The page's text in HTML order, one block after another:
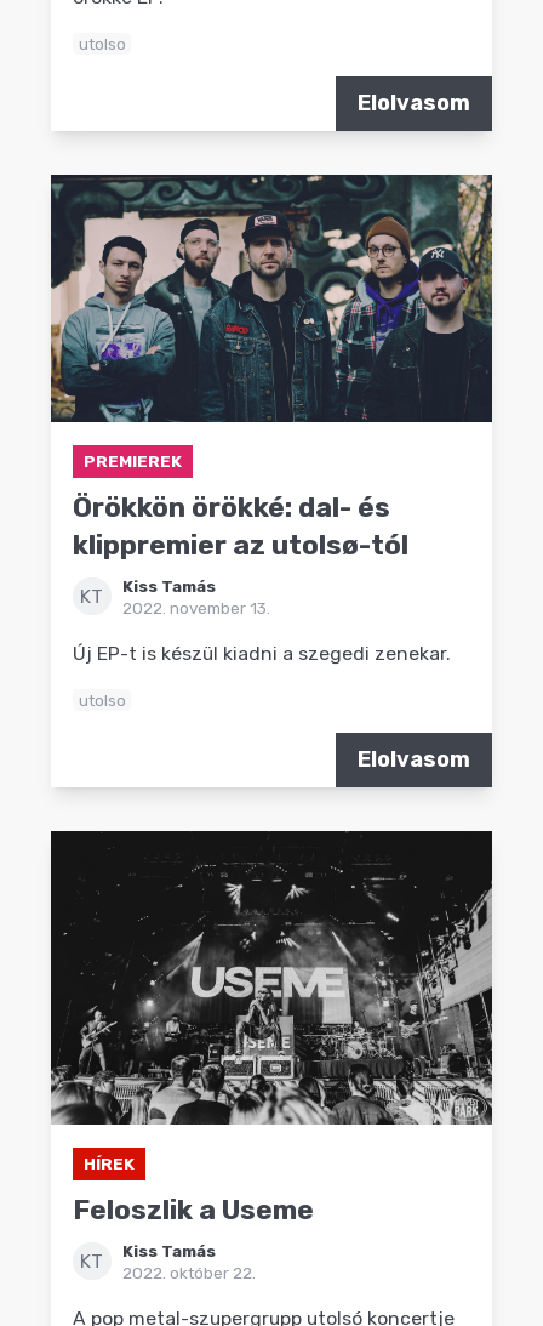
utolso
Elolvasom
PREMIEREK
Örökkön örökké: dal- és
klippremier az utolsø-tól
KT
Kiss Tamás
2022. november 13.
Új EP-t is készül kiadni a szegedi zenekar.
utolso
Elolvasom
HÍREK
Feloszlik a Useme
KT
Kiss Tamás
2022. október 22.
A pop metal-szupergrupp utolsó koncertje